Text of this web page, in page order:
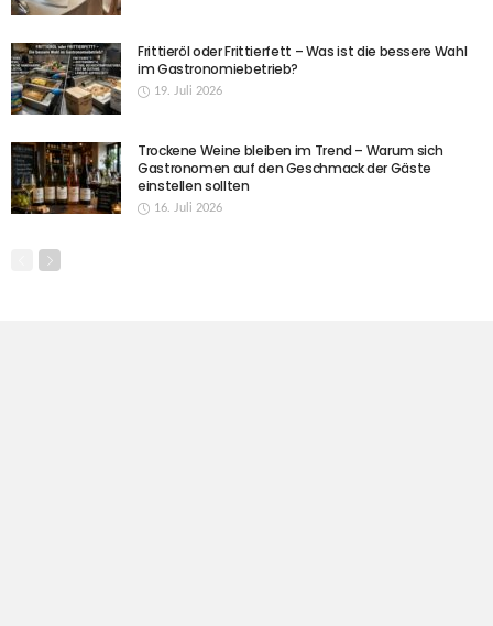
Frittieröl oder Frittierfett – Was ist die bessere Wahl
im Gastronomiebetrieb?
19. Juli 2026
Trockene Weine bleiben im Trend – Warum sich
Gastronomen auf den Geschmack der Gäste
einstellen sollten
16. Juli 2026